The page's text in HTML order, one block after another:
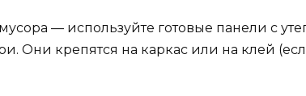
— используйте готовые панели с
Они крепятся на каркас или на клей